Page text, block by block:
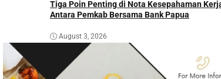
Tiga Poin Penting di Nota Kesepahaman
Antara Pemkab Bersama Bank Papua
August 3, 2026